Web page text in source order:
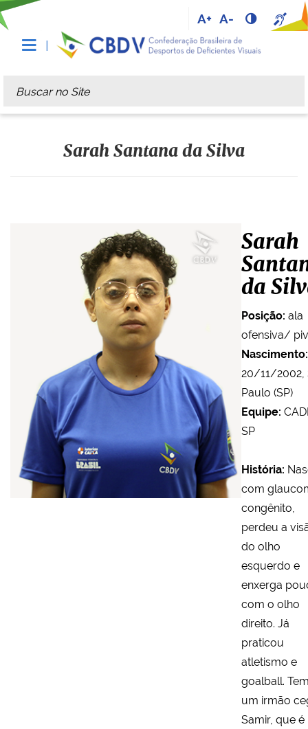
A+ A-
Busca
Busca Avançada…
Sarah Santana da Silva
Sarah
da
Posição: ala
ofensiva/
Nascimento:
20/11/2002,
Paulo (SP)
Equipe:
SP
História:
com
congênito,
perdeu a
do olho
esquerdo e
enxerga
com o olho
direito. Já
praticou
atletismo e
goalball.
um irmão
Samir, que é